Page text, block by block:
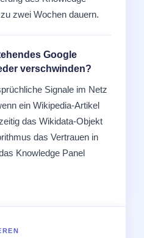
zwei Wochen dauern.
Google
verschwinden?
Signale im Netz
ein Wikipedia-Artikel
das Wikidata-Objekt
das Vertrauen in
Knowledge Panel